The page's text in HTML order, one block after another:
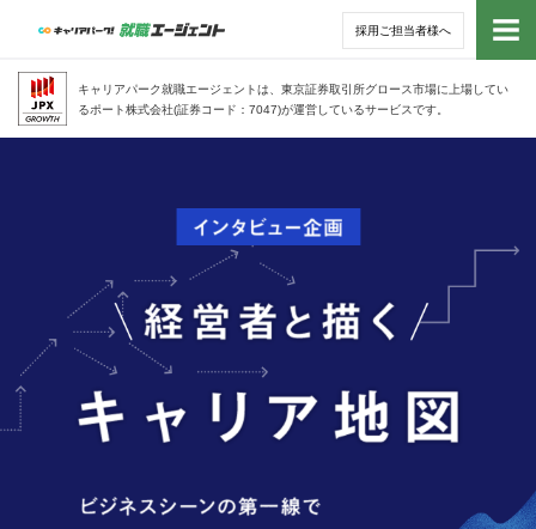
採用ご担当者様へ
キャリアパーク就職エージェントは、東京証券取引所グロース市場に上場してい
るポート株式会社(証券コード：7047)が運営しているサービスです。
トッ
の指針を説くインタビュー企画
よるVUCA時代を生き抜くためのキャリアデ